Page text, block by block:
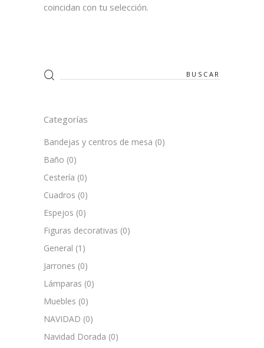
coincidan con tu selección.
Search
for:
Categorías
Bandejas y centros de mesa (0)
Baño (0)
Cestería (0)
Cuadros (0)
Espejos (0)
Figuras decorativas (0)
General (1)
Jarrones (0)
Lámparas (0)
Muebles (0)
NAVIDAD (0)
Navidad Dorada (0)